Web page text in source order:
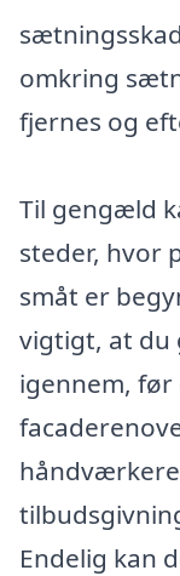
omkring
fjernes og
Til gengæld
steder, hvor
småt er
vigtigt, at du
igennem,
Endelig kan